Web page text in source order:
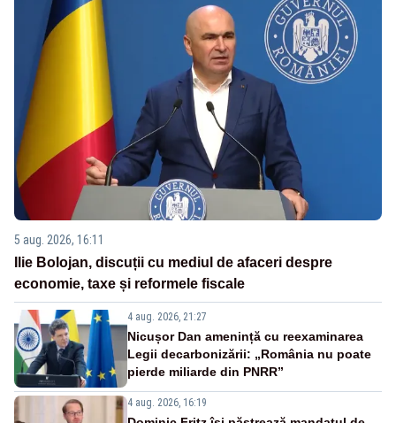
5 aug. 2026, 16:11
Ilie Bolojan, discuții cu mediul de afaceri despre
economie, taxe și reformele fiscale
4 aug. 2026, 21:27
Nicușor Dan amenință cu reexaminarea
Legii decarbonizării: „România nu poate
pierde miliarde din PNRR”
4 aug. 2026, 16:19